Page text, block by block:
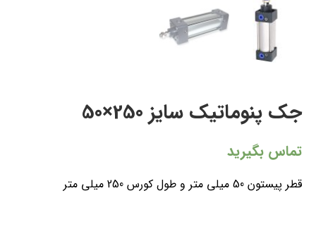
جک پنوماتیک سایز 250×50
تماس بگیرید
قطر پیستون 50 میلی متر و طول کورس 250 میلی متر